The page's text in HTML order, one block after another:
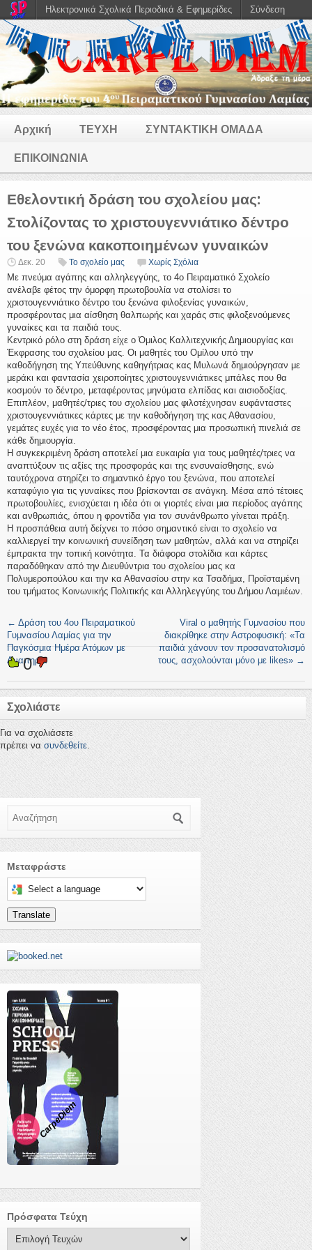
Αρχική ΤΕΥΧΗ ΣΥΝΤΑΚΤΙΚΗ ΟΜΑΔΑ
ΕΠΙΚΟΙΝΩΝΙΑ
Εθελοντική δράση του σχολείου μας:
Στολίζοντας το χριστουγεννιάτικο δέντρο
του ξενώνα κακοποιημένων γυναικών
Δεκ. 20 Το σχολείο μας Χωρίς Σχόλια
Με πνεύμα αγάπης και αλληλεγγύης, το 4ο Πειραματικό Σχολείο
ανέλαβε φέτος την όμορφη πρωτοβουλία να στολίσει το
χριστουγεννιάτικο δέντρο του ξενώνα φιλοξενίας γυναικών,
προσφέροντας μια αίσθηση θαλπωρής και χαράς στις φιλοξενούμενες
γυναίκες και τα παιδιά τους.
Κεντρικό ρόλο στη δράση είχε ο Όμιλος Καλλιτεχνικής Δημιουργίας και
Έκφρασης του σχολείου μας. Οι μαθητές του Ομίλου υπό την
καθοδήγηση της Υπεύθυνης καθηγήτριας κας Μυλωνά δημιούργησαν με
μεράκι και φαντασία χειροποίητες χριστουγεννιάτικες μπάλες που θα
κοσμούν το δέντρο, μεταφέροντας μηνύματα ελπίδας και αισιοδοξίας.
Επιπλέον, μαθητές/τριες του σχολείου μας φιλοτέχνησαν ευφάνταστες
χριστουγεννιάτικες κάρτες με την καθοδήγηση της κας Αθανασίου,
γεμάτες ευχές για το νέο έτος, προσφέροντας μια προσωπική πινελιά σε
κάθε δημιουργία.
Η συγκεκριμένη δράση αποτελεί μια ευκαιρία για τους μαθητές/τριες να
αναπτύξουν τις αξίες της προσφοράς και της ενσυναίσθησης, ενώ
ταυτόχρονα στηρίζει το σημαντικό έργο του ξενώνα, που αποτελεί
καταφύγιο για τις γυναίκες που βρίσκονται σε ανάγκη. Μέσα από τέτοιες
πρωτοβουλίες, ενισχύεται η ιδέα ότι οι γιορτές είναι μια περίοδος αγάπης
και ανθρωπιάς, όπου η φροντίδα για τον συνάνθρωπο γίνεται πράξη.
Η προσπάθεια αυτή δείχνει το πόσο σημαντικό είναι το σχολείο να
καλλιεργεί την κοινωνική συνείδηση των μαθητών, αλλά και να στηρίζει
έμπρακτα την τοπική κοινότητα. Τα διάφορα στολίδια και κάρτες
παραδόθηκαν από την Διευθύντρια του σχολείου μας κα
Πολυμεροπούλου και την κα Αθανασίου στην κα Τσαδήμα, Προϊσταμένη
του τμήματος Κοινωνικής Πολιτικής και Αλληλεγγύης του Δήμου Λαμιέων.
← Δράση του 4ου Πειραματικού
Γυμνασίου Λαμίας για την
Παγκόσμια Ημέρα Ατόμων με
Αναπηρία
Viral ο μαθητής Γυμνασίου που
διακρίθηκε στην Αστροφυσική: «Τα
παιδιά χάνουν τον προσανατολισμό
τους, ασχολούνται μόνο με likes» →
0
Σχολιάστε
Για να σχολιάσετε
πρέπει να συνδεθείτε
Μεταφράστε
Select a language to translate this page
Translate
CarpeDiem
Πρόσφατα Τεύχη
Ηλεκτρονικά Σχολικά Περιοδικά & Εφημερίδες Σύνδεση